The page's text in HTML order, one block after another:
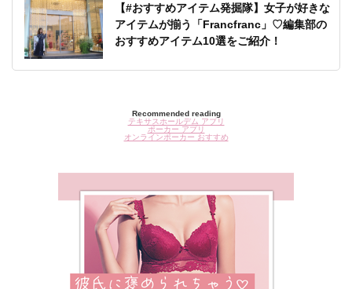
【#おすすめアイテム発掘隊】女子が好きな
アイテムが揃う「Francfranc」♡編集部の
おすすめアイテム10選をご紹介！
Recommended reading
テキサスホールデム アプリ
ポーカー アプリ
オンラインポーカー おすすめ